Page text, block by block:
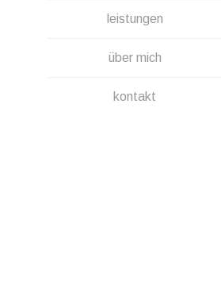
leistungen
über mich
kontakt